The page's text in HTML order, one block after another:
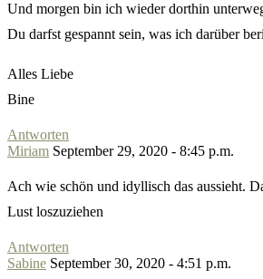
Und morgen bin ich wieder dorthin
Du darfst gespannt sein, was ich darüber
Alles Liebe
Bine
Antworten
Miriam September 29, 2020 - 8:45 p.m.
Ach wie schön und idyllisch das aussieht.
Lust loszuziehen
Antworten
Sabine September 30, 2020 - 4:51 p.m.